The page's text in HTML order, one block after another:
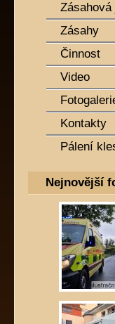
Zásahová
Zásahy
Činnost
Video
Kontakty
Pálení
Nejnovější